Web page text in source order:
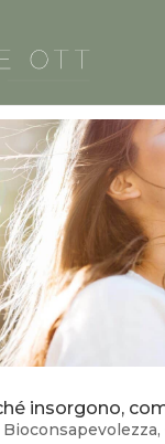
insorgono,
Bioconsapevolezza,